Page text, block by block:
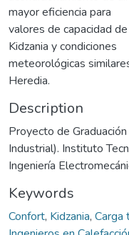
mayor eficiencia para
valores de capacidad
Kidzania y condiciones
meteorológicas
Heredia.
Description
Proyecto de
Industrial). Instituto
Ingeniería
Keywords
Confort, Kidzania, Carga